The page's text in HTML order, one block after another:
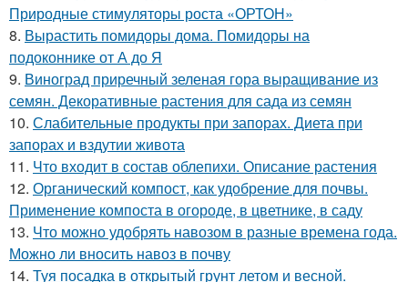
Природные стимуляторы роста «ОРТОН»
8. Вырастить помидоры дома. Помидоры на
подоконнике от А до Я
9. Виноград приречный зеленая гора выращивание из
семян. Декоративные растения для сада из семян
10. Слабительные продукты при запорах. Диета при
запорах и вздутии живота
11. Что входит в состав облепихи. Описание растения
12. Органический компост, как удобрение для почвы.
Применение компоста в огороде, в цветнике, в саду
13. Что можно удобрять навозом в разные времена года.
Можно ли вносить навоз в почву
14. Туя посадка в открытый грунт летом и весной.